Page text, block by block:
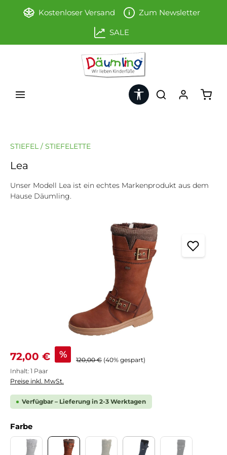
Zum Hauptinhalt springen
Kostenloser Versand Zum Newsletter
SALE
Werkzeugleiste anzeigen
STIEFEL / STIEFELETTE
Lea
Unser Modell Lea ist ein echtes Markenprodukt aus dem
Hause Däumling.
Verkaufspreis:
72,00 € % Regulärer Preis:
120,00 € (40% gespart)
Inhalt: 1 Paar
Preise inkl. MwSt.
Verfügbar – Lieferung in 2-3 Werktagen
Farbeauswählen